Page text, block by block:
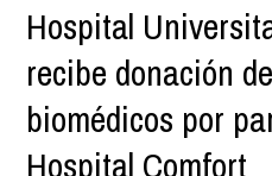
Hospital
recibe donación
biomédicos por
Hospital Comfort